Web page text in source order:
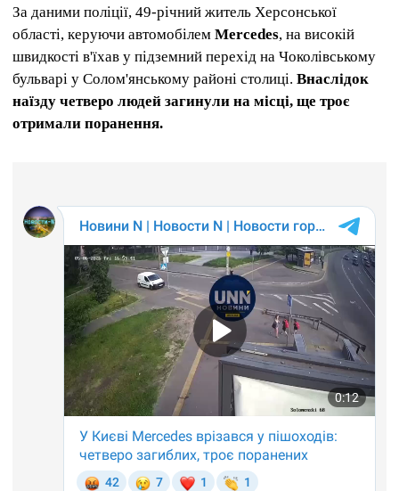
За даними поліції, 49-річний житель Херсонської
області, керуючи автомобілем Mercedes, на високій
швидкості в'їхав у підземний перехід на Чоколівському
бульварі у Солом'янському районі столиці. Внаслідок
наїзду четверо людей загинули на місці, ще троє
отримали поранення.